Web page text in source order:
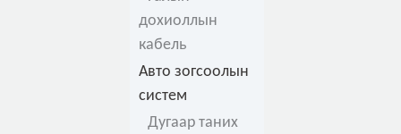
дохиоллын
кабель
Авто зогсоолын
систем
Дугаар таних